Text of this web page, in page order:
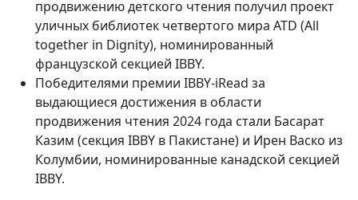
продвижению детского чтения получил проект
уличных библиотек четвертого мира ATD (All
together in Dignity), номинированный
французской секцией IBBY.
Победителями премии IBBY-iRead за
выдающиеся достижения в области
продвижения чтения 2024 года стали Басарат
Казим (секция IBBY в Пакистане) и Ирен Васко из
Колумбии, номинированные канадской секцией
IBBY.